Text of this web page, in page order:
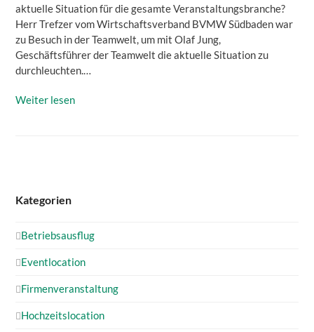
aktuelle Situation für die gesamte Veranstaltungsbranche?
Herr Trefzer vom Wirtschaftsverband BVMW Südbaden war
zu Besuch in der Teamwelt, um mit Olaf Jung,
Geschäftsführer der Teamwelt die aktuelle Situation zu
durchleuchten.…
Weiter lesen
Kategorien
Betriebsausflug
Eventlocation
Firmenveranstaltung
Hochzeitslocation